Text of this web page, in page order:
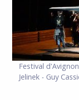
Festival
Jelinek - Guy